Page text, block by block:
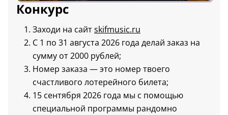
Конкурс
Заходи на сайтskifmusic.ru
С 1 по 31 августа 2026 года делай заказ на
сумму от 2000 рублей;
Номер заказа — это номер твоего
счастливого лотерейного билета;
15 сентября 2026 года мы с помощью
специальной программы рандомно